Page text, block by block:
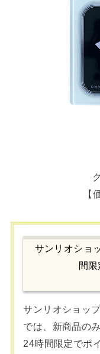
【
サンリオショ
間限
サンリオショッ
では、新商品の
24時間限定でポ